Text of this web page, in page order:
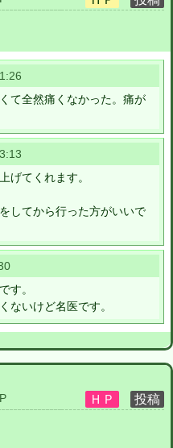
て全然痛くなかった。痛が
げてくれます。
してから行った方がいいで
す。
ないけど名医です。
P